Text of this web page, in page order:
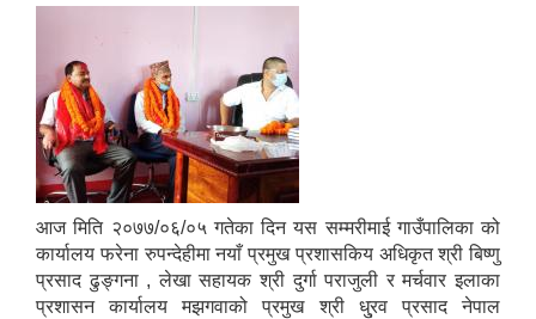
आज मिति २०७७/०६/०५ गतेका दिन यस सम्मरीमाई गाउँपालिका को
कार्यालय फरेना रुपन्देहीमा नयाँ प्रमुख प्रशासकिय अधिकृत श्री बिष्णु
प्रसाद ढुङ्गना , लेखा सहायक श्री दुर्गा पराजुली र मर्चवार इलाका
प्रशासन कार्यालय मझगवाको प्रमुख श्री धु्रव प्रसाद नेपाल